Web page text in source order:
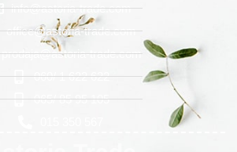
info@astoria-trade.com
office@astoria-trade.com
prodaja@astoria-trade.com
060/ 1 622 622
065/ 85 95 105